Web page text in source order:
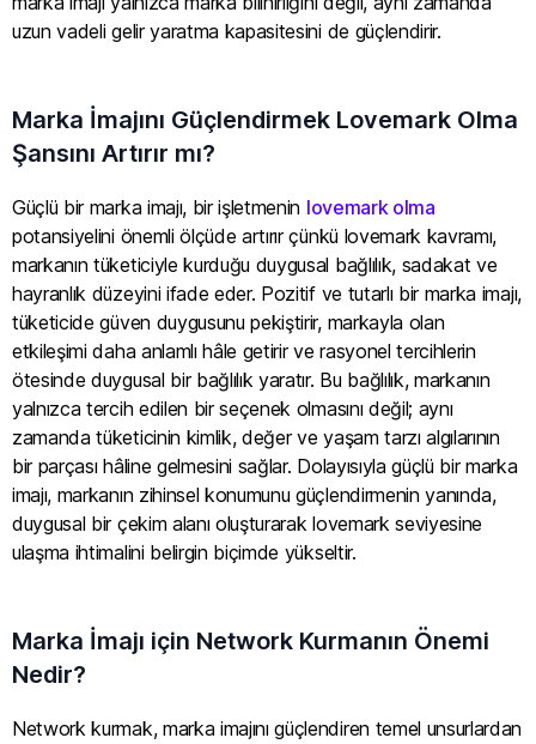
uzun vadeli gelir yaratma kapasitesini de güçlendirir.
Marka İmajını Güçlendirmek Lovemark Olma
Şansını Artırır mı?
Güçlü bir marka imajı, bir işletmenin lovemark olma
potansiyelini önemli ölçüde artırır çünkü lovemark kavramı,
markanın tüketiciyle kurduğu duygusal bağlılık, sadakat ve
hayranlık düzeyini ifade eder. Pozitif ve tutarlı bir marka imajı,
tüketicide güven duygusunu pekiştirir, markayla olan
etkileşimi daha anlamlı hâle getirir ve rasyonel tercihlerin
ötesinde duygusal bir bağlılık yaratır. Bu bağlılık, markanın
yalnızca tercih edilen bir seçenek olmasını değil; aynı
zamanda tüketicinin kimlik, değer ve yaşam tarzı algılarının
bir parçası hâline gelmesini sağlar. Dolayısıyla güçlü bir marka
imajı, markanın zihinsel konumunu güçlendirmenin yanında,
duygusal bir çekim alanı oluşturarak lovemark seviyesine
ulaşma ihtimalini belirgin biçimde yükseltir.
Marka İmajı için Network Kurmanın Önemi
Nedir?
Network kurmak, marka imajını güçlendiren temel unsurlardan